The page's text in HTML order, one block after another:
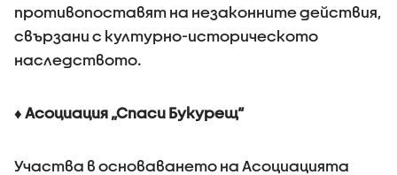
противопоставят на незаконните действия,
свързани с културно-историческото
наследството.
♦ Асоциация „Спаси Букурещ“
Участва в основаването на Асоциацията